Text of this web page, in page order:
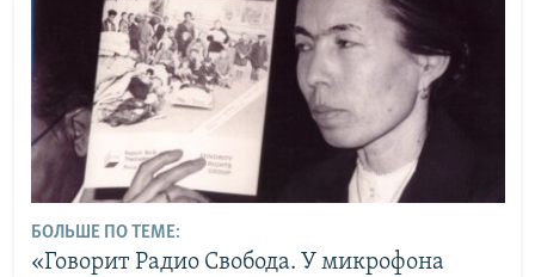
БОЛЬШЕ ПО ТЕМЕ:
«Говорит Радио Свобода. У микрофона